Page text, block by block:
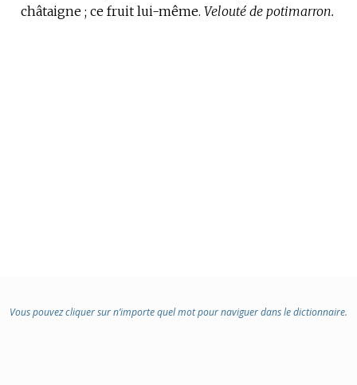
châtaigne ; ce fruit lui-même. Velouté de potimarron.
Vous pouvez cliquer sur n’importe quel mot pour naviguer dans le dictionnaire.